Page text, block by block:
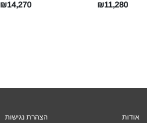
₪11,280
₪14,270
אודות הצהרת נגישות